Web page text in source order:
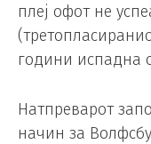
плеј офот не
години испадна
Натпреварот
начин за